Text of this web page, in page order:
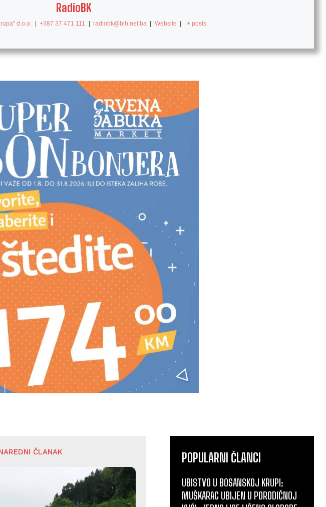
RadioBK
d.o.o. | +387 37 471 111 | radiobk@bih.net.ba | Website | + posts
ČLANAK POPULARNI ČLANCI
UBISTVO U BOSANSKOJ KRUPI:
MUŠKARAC UBIJEN U PORODIČNOJ